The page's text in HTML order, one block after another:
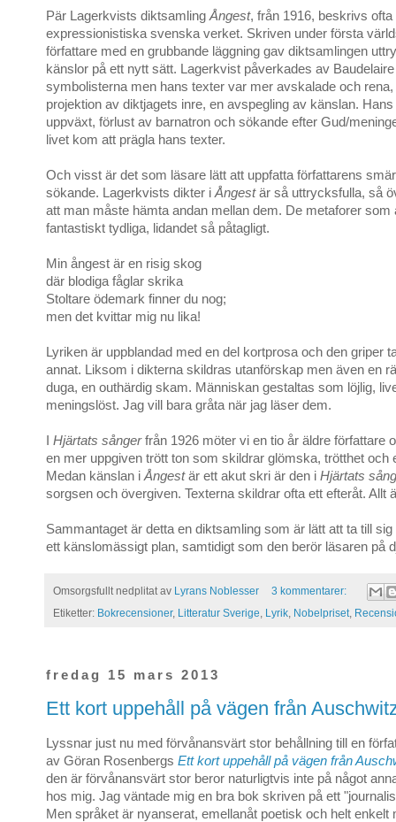
Pär Lagerkvists diktsamling Ångest, från 1916, beskrivs
expressionistiska svenska verket. Skriven under första
författare med en grubbande läggning gav diktsamlingen
känslor på ett nytt sätt. Lagerkvist påverkades av
symbolisterna men hans texter var mer avskalade och rena,
projektion av diktjagets inre, en avspegling av känslan.
uppväxt, förlust av barnatron och sökande efter Gud/
livet kom att prägla hans texter.
Och visst är det som läsare lätt att uppfatta författarens
sökande. Lagerkvists dikter i Ångestär så uttrycksfulla, så
att man måste hämta andan mellan dem. De metaforer som
fantastiskt tydliga, lidandet så påtagligt.
Min ångest är en risig skog
där blodiga fåglar skrika
Stoltare ödemark finner du nog;
men det kvittar mig nu lika!
Lyriken är uppblandad med en del kortprosa och den griper
annat. Liksom i dikterna skildras utanförskap men även en
duga, en outhärdig skam. Människan gestaltas som löjlig,
meningslöst. Jag vill bara gråta när jag läser dem.
Hjärtats sångerfrån 1926 möter vi en tio år äldre författare
en mer uppgiven trött ton som skildrar glömska, trötthet och
Medan känslan i Ångestär ett akut skri är den i Hjärtats
sorgsen och övergiven. Texterna skildrar ofta ett efteråt. Allt
Sammantaget är detta en diktsamling som är lätt att ta till
ett känslomässigt plan, samtidigt som den berör läsaren på
Omsorgsfullt nedplitat av Lyrans Noblesser
3 kommentarer:
Etiketter: Bokrecensioner, Litteratur Sverige Lyrik Nobelpriset
fredag 15 mars 2013
Ett kort uppehåll på vägen från
Lyssnar just nu med förvånansvärt stor behållning till en
av Göran Rosenbergs Ett kort uppehåll på vägen från
den är förvånansvärt stor beror naturligtvis inte på något
hos mig. Jag väntade mig en bra bok skriven på ett
Men språket är nyanserat, emellanåt poetisk och helt enkelt